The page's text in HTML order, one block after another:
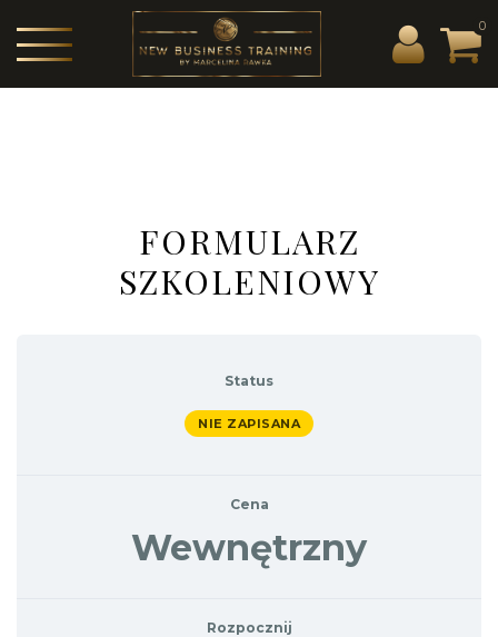
0
FORMULARZ
SZKOLENIOWY
Status
NIE ZAPISANA
Cena
Wewnętrzny
Rozpocznij